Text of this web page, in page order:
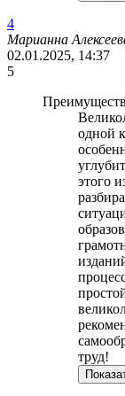
4
Марианна
02.01.2025, 14:37
5
одной
этого
труд!